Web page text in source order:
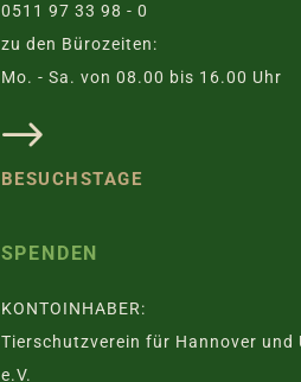
0511 97 33 98 - 0
zu den Bürozeiten:
Mo. - Sa. von 08.00 bis 16.00 Uhr
BESUCHSTAGE
SPENDEN
KONTOINHABER:
Tierschutzverein für Hannover und
e.V.